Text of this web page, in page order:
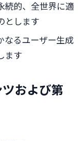
続的、全世界に適
とします
なるユーザー生成
ます
および第